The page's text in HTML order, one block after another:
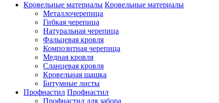
Кровельные материалы Кровельные материалы
Металлочерепица
Гибкая черепица
Натуральная черепица
Фальцевая кровля
Композитная черепица
Медная кровля
Сланцевая кровля
Кровельная шашка
Битумные листы
Профнастил Профнастил
Профнастил для забора